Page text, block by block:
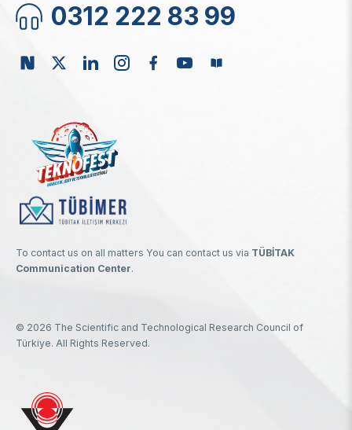
0312 222 83 99
To contact us on all matters You can contact us via TÜBİTAK
Communication Center.
© 2026 The Scientific and Technological Research Council of
Türkiye. All Rights Reserved.